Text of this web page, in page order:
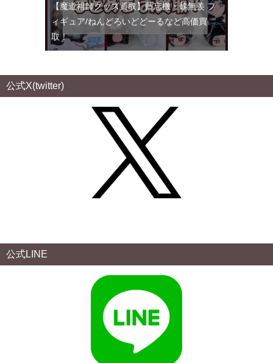
【魔道祖師グッズ買取】藍忘機・魏無羨 フ
ィギュア/ねんどろいどどーるなど高価買
取！
公式X(twitter)
公式LINE